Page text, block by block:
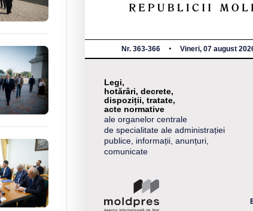
Nr. 363-366 Vineri, 07 august
Legi,
hotărâri, decrete,
dispoziții, tratate,
acte normative
ale organelor centrale
de specialitate ale administrației
publice, informații, anunțuri,
comunicate